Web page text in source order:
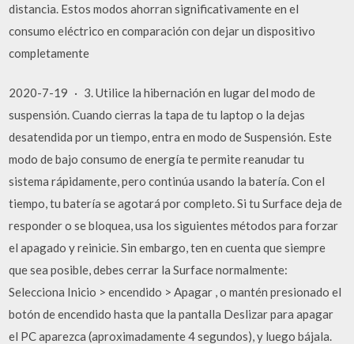
distancia. Estos modos ahorran significativamente en el
consumo eléctrico en comparación con dejar un dispositivo
completamente
2020-7-19 · 3. Utilice la hibernación en lugar del modo de
suspensión. Cuando cierras la tapa de tu laptop o la dejas
desatendida por un tiempo, entra en modo de Suspensión. Este
modo de bajo consumo de energía te permite reanudar tu
sistema rápidamente, pero continúa usando la batería. Con el
tiempo, tu batería se agotará por completo. Si tu Surface deja de
responder o se bloquea, usa los siguientes métodos para forzar
el apagado y reinicie. Sin embargo, ten en cuenta que siempre
que sea posible, debes cerrar la Surface normalmente:
Selecciona Inicio > encendido > Apagar , o mantén presionado el
botón de encendido hasta que la pantalla Deslizar para apagar
el PC aparezca (aproximadamente 4 segundos), y luego bájala.